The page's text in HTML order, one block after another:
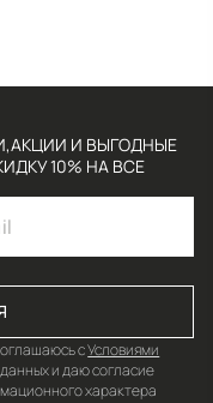
И ВЫГОДНЫЕ
10% НА ВСЕ
сУсловиями
и даю согласие
характера